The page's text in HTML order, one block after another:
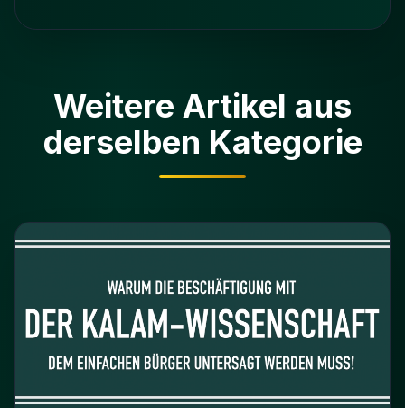
Weitere Artikel aus
derselben Kategorie